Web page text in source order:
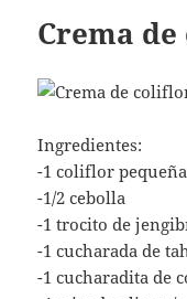
Crema
Ingredientes:
-1 coliflor pequeña
-1/2 cebolla
-1 trocito de
-1 cucharada de
-1 cucharadita de